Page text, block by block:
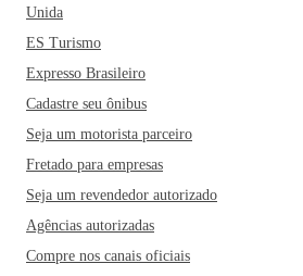
Unida
ES Turismo
Expresso Brasileiro
Cadastre seu ônibus
Seja um motorista parceiro
Fretado para empresas
Seja um revendedor autorizado
Agências autorizadas
Compre nos canais oficiais